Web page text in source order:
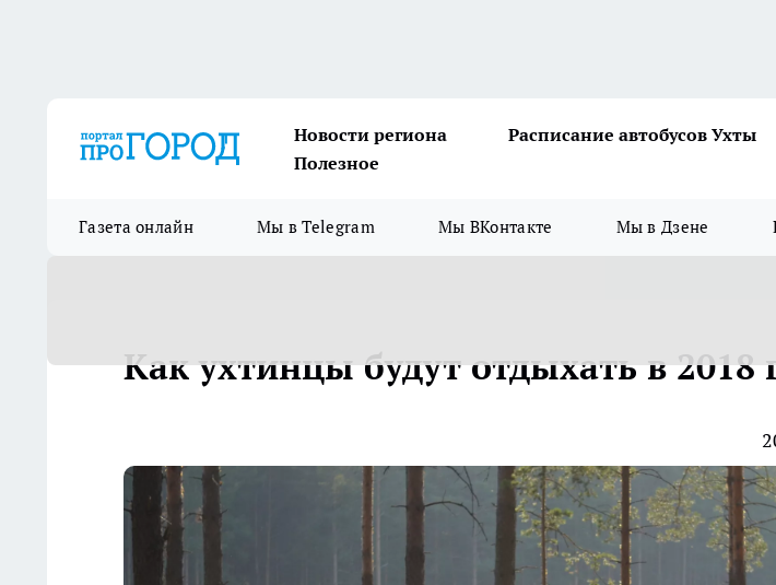
Новости региона Расписание автобусов Ухты
Полезное
Газета онлайн Мы в Telegram Мы ВКонтакте Мы в Дзене
Как ухтинцы будут отдыхать в 2018